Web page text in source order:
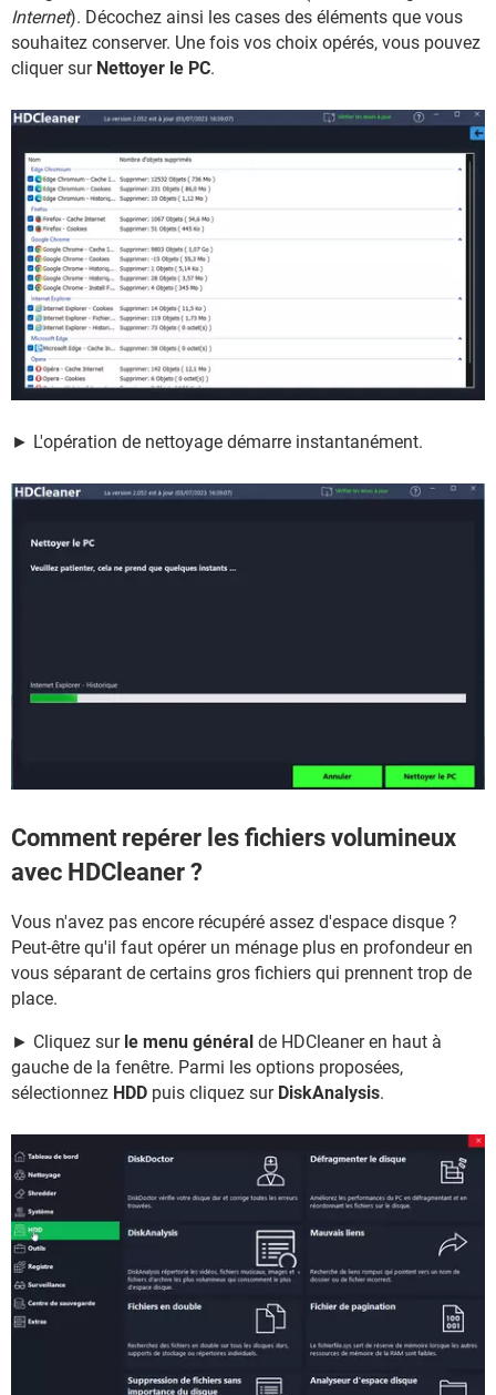
Internet). Décochez ainsi les cases des éléments que vous
souhaitez conserver. Une fois vos choix opérés, vous pouvez
cliquer sur Nettoyer le PC.
► L'opération de nettoyage démarre instantanément.
Comment repérer les fichiers volumineux
avec HDCleaner ?
Vous n'avez pas encore récupéré assez d'espace disque ?
Peut-être qu'il faut opérer un ménage plus en profondeur en
vous séparant de certains gros fichiers qui prennent trop de
place.
► Cliquez sur le menu général de HDCleaner en haut à
gauche de la fenêtre. Parmi les options proposées,
sélectionnez HDD puis cliquez sur DiskAnalysis.